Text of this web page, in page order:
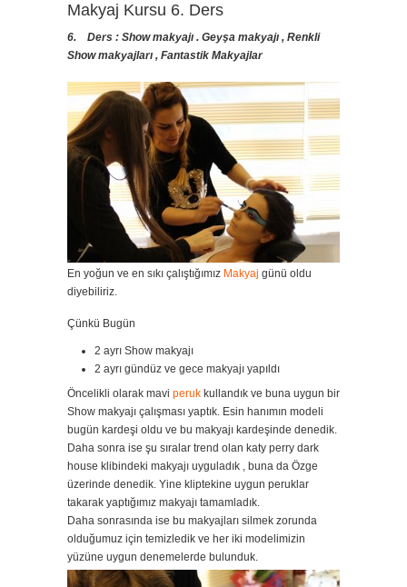
Makyaj Kursu 6. Ders
6. Ders : Show makyajı . Geyşa makyajı , Renkli
Show makyajları , Fantastik Makyajlar
En yoğun ve en sıkı çalıştığımız Makyaj günü oldu
diyebiliriz.
Çünkü Bugün
2 ayrı Show makyajı
2 ayrı gündüz ve gece makyajı yapıldı
Öncelikli olarak mavi peruk kullandık ve buna uygun bir
Show makyajı çalışması yaptık. Esin hanımın modeli
bugün kardeşi oldu ve bu makyajı kardeşinde denedik.
Daha sonra ise şu sıralar trend olan katy perry dark
house klibindeki makyajı uyguladık , buna da Özge
üzerinde denedik. Yine kliptekine uygun peruklar
takarak yaptığımız makyajı tamamladık.
Daha sonrasında ise bu makyajları silmek zorunda
olduğumuz için temizledik ve her iki modelimizin
yüzüne uygun denemelerde bulunduk.